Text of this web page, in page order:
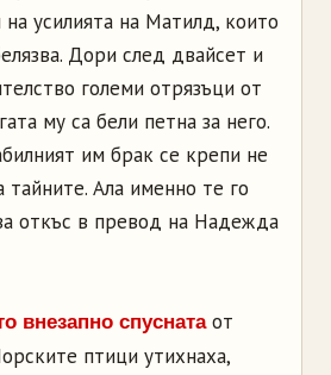
усилията на Матилд, които
Дори след двайсет и
големи отрязъци от
му са бели петна за него.
им брак се крепи не
тайните. Ала именно те го
откъс в превод на Надежда
внезапно спуснатаот
птици утихнаха,